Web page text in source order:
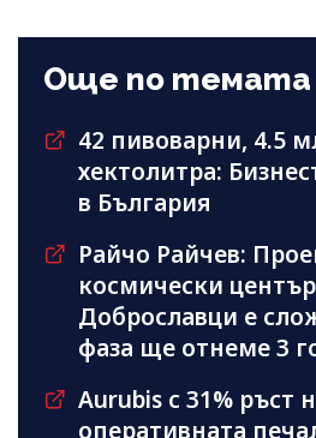
Още по темата
42 пивоварни, 4.5
хектолитра:
в България
Райчо Райчев:
космически
Доброславци е
фаза ще отнеме 3
Aurubis с 31% ръст
оперативната